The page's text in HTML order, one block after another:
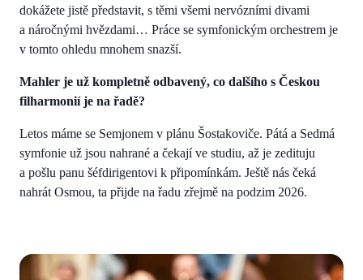
dokážete jistě představit, s těmi všemi nervózními divami
a náročnými hvězdami… Práce se symfonickým orchestrem je
v tomto ohledu mnohem snazší.
Mahler je už kompletně odbavený, co dalšího s Českou
filharmonií je na řadě?
Letos máme se Semjonem v plánu Šostakoviče. Pátá a Sedmá
symfonie už jsou nahrané a čekají ve studiu, až je zedituju
a pošlu panu šéfdirigentovi k připomínkám. Ještě nás čeká
nahrát Osmou, ta přijde na řadu zřejmě na podzim 2026.